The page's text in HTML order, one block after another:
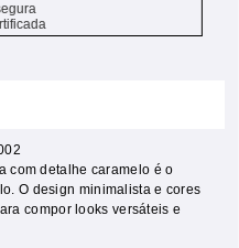
com detalhe caramelo é o
O design minimalista e cores
compor looks versáteis e